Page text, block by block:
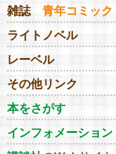
雑誌 青年コミック
ライトノベル
レーベル
その他リンク
本をさがす
インフォメーション